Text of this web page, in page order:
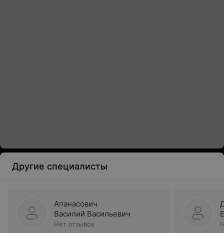
Другие специалисты
Апанасович
Василий Васильевич
Нет отзывов